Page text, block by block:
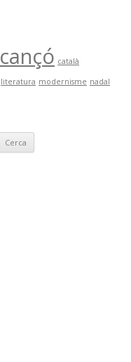
cançó català
literatura modernisme nadal